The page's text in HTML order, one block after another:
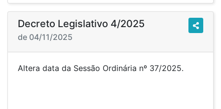
Decreto Legislativo 4/2025
de 04/11/2025
Altera data da Sessão Ordinária nº 37/2025.